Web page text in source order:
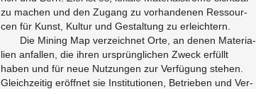
zu ma­chen und den Zu­gang zu vor­han­de­nen Res­sour­
cen für Kunst, Kul­tur und Ge­stal­tung zu er­leich­tern.
Die Mi­ning Map ver­zeich­net Orte, an denen Ma­te­ria­
li­en an­fal­len, die ihren ur­sprüng­li­chen Zweck er­füllt
haben und für neue Nut­zun­gen zur Ver­fü­gung ste­hen.
Gleich­zei­tig er­öff­net sie In­sti­tu­tio­nen, Be­trie­ben und Ver­